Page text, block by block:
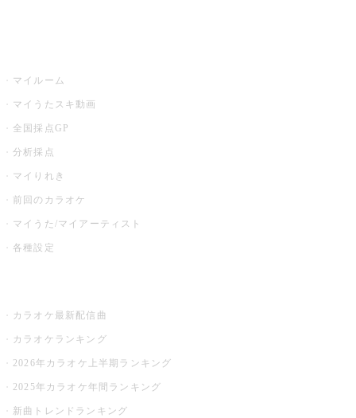
マイルーム
マイうたスキ動画
全国採点GP
分析採点
マイりれき
前回のカラオケ
マイうた/マイアーティスト
各種設定
カラオケ最新配信曲
カラオケランキング
2026年カラオケ上半期ランキング
2025年カラオケ年間ランキング
新曲トレンドランキング